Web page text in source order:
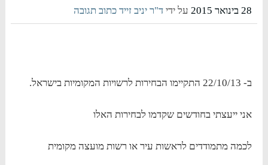
28 בינואר 2015 על ידיד"ר יניב זייד כתוב תגובה
ב- 22/10/13 התקיימו הבחירות לרשויות המקומיות בישראל.
אני ייעצתי בחודשים שקדמו לבחירות האלו
לכמה מתמודדים לראשות עיר או רשות מועצה מקומית